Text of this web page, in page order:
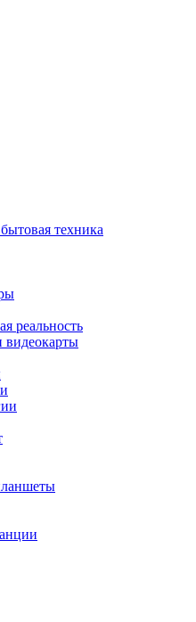
техника
реальность
видеокарты